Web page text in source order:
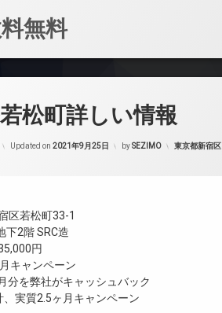
無料
松町詳しい情報
Updated on 2021年9月25日 bySEZIMO カテゴリー:
東京都新宿区
若松町33-1
2階 SRC造
円
キャンペーン
分を弊社がキャッシュバック
実質2.5ヶ月キャンペーン